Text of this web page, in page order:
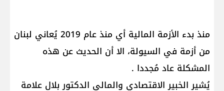
منذ بدء الأزمة المالية أي منذ عام 2019 يُعاني لبنان
من أزمة في السيولة، الا أن الحديث عن هذه
المشكلة عاد مُجددا .
يُشير الخبير الاقتصادي والمالي الدكتور بلال علامة